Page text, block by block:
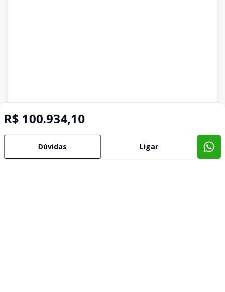
R$ 100.934,10
Dúvidas Ligar